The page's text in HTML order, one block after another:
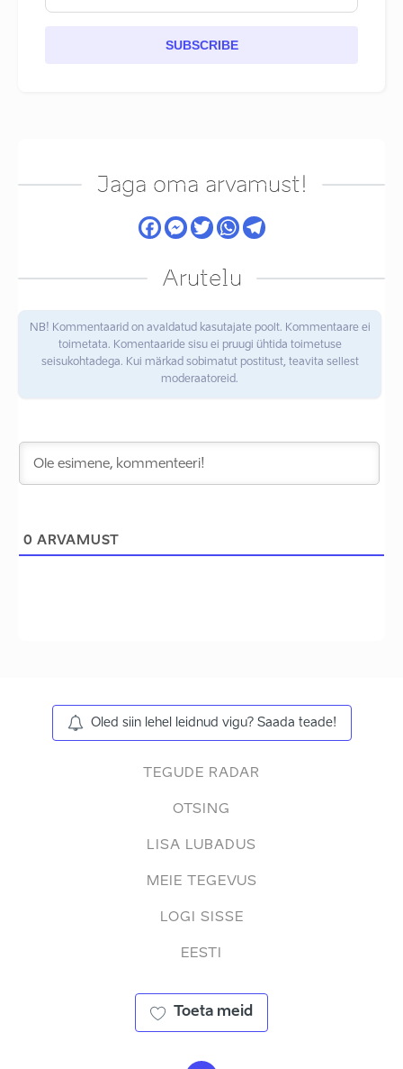
SUBSCRIBE
Jaga oma arvamust!
Arutelu
NB! Kommentaarid on avaldatud kasutajate poolt. Kommentaare ei
toimetata. Komentaaride sisu ei pruugi ühtida toimetuse
seisukohtadega. Kui märkad sobimatut postitust, teavita sellest
moderaatoreid.
0 ARVAMUST
Oled siin lehel leidnud vigu? Saada teade!
TEGUDE RADAR
OTSING
LISA LUBADUS
MEIE TEGEVUS
LOGI SISSE
EESTI
Toeta meid